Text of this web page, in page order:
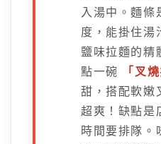
入湯中。麵條
度，能掛住湯
鹽味拉麵的精
點一碗
「叉燒
甜，搭配軟嫩
超爽！缺點是
時間要排隊。